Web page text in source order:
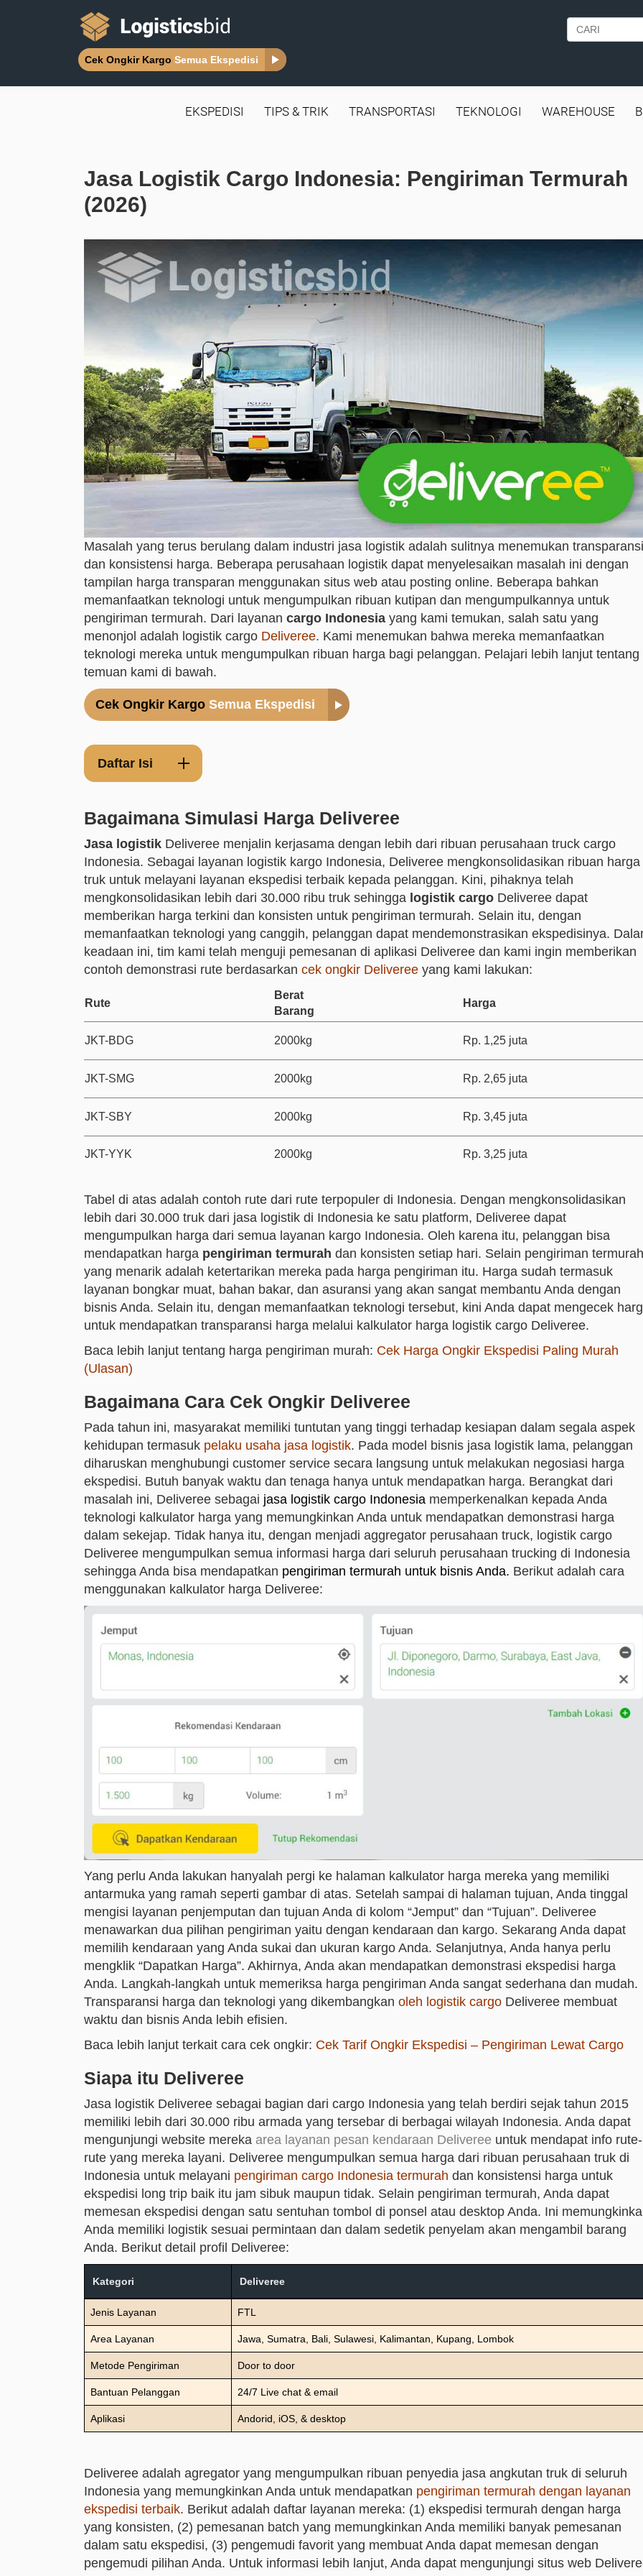
Cek Ongkir Kargo Semua Ekspedisi
EKSPEDISI TIPS & TRIK TRANSPORTASI TEKNOLOGI WAREHOUSE
Jasa Logistik Cargo Indonesia: Pengiriman Termurah
(2026)
Masalah yang terus berulang dalam industri jasa logistik adalah sulitnya menemukan transparansi
dan konsistensi harga. Beberapa perusahaan logistik dapat menyelesaikan masalah ini dengan
tampilan harga transparan menggunakan situs web atau posting online. Beberapa bahkan
memanfaatkan teknologi untuk mengumpulkan ribuan kutipan dan mengumpulkannya untuk
pengiriman termurah. Dari layanan cargo Indonesia yang kami temukan, salah satu yang
menonjol adalah logistik cargo Deliveree. Kami menemukan bahwa mereka memanfaatkan
teknologi mereka untuk mengumpulkan ribuan harga bagi pelanggan. Pelajari lebih lanjut tentang
temuan kami di bawah.
Cek Ongkir Kargo Semua Ekspedisi
Daftar Isi
Bagaimana Simulasi Harga Deliveree
Jasa logistik Deliveree menjalin kerjasama dengan lebih dari ribuan perusahaan truck cargo
Indonesia. Sebagai layanan logistik kargo Indonesia, Deliveree mengkonsolidasikan ribuan harga
truk untuk melayani layanan ekspedisi terbaik kepada pelanggan. Kini, pihaknya telah
mengkonsolidasikan lebih dari 30.000 ribu truk sehingga logistik cargo Deliveree dapat
memberikan harga terkini dan konsisten untuk pengiriman termurah. Selain itu, dengan
memanfaatkan teknologi yang canggih, pelanggan dapat mendemonstrasikan ekspedisinya.
keadaan ini, tim kami telah menguji pemesanan di aplikasi Deliveree dan kami ingin memberikan
contoh demonstrasi rute berdasarkan cek ongkir Deliveree yang kami lakukan:
Rute
Berat
Barang
Harga
JKT-BDG 2000kg Rp. 1,25 juta
JKT-SMG 2000kg Rp. 2,65 juta
JKT-SBY 2000kg Rp. 3,45 juta
JKT-YYK 2000kg Rp. 3,25 juta
Tabel di atas adalah contoh rute dari rute terpopuler di Indonesia. Dengan mengkonsolidasikan
lebih dari 30.000 truk dari jasa logistik di Indonesia ke satu platform, Deliveree dapat
mengumpulkan harga dari semua layanan kargo Indonesia. Oleh karena itu, pelanggan bisa
mendapatkan harga pengiriman termurah dan konsisten setiap hari. Selain pengiriman
yang menarik adalah ketertarikan mereka pada harga pengiriman itu. Harga sudah termasuk
layanan bongkar muat, bahan bakar, dan asuransi yang akan sangat membantu Anda dengan
bisnis Anda. Selain itu, dengan memanfaatkan teknologi tersebut, kini Anda dapat mengecek
untuk mendapatkan transparansi harga melalui kalkulator harga logistik cargo Deliveree.
Baca lebih lanjut tentang harga pengiriman murah: Cek Harga Ongkir Ekspedisi Paling Murah
(Ulasan)
Bagaimana Cara Cek Ongkir Deliveree
Pada tahun ini, masyarakat memiliki tuntutan yang tinggi terhadap kesiapan dalam segala aspek
kehidupan termasuk pelaku usaha jasa logistik. Pada model bisnis jasa logistik lama, pelanggan
diharuskan menghubungi customer service secara langsung untuk melakukan negosiasi harga
ekspedisi. Butuh banyak waktu dan tenaga hanya untuk mendapatkan harga. Berangkat dari
masalah ini, Deliveree sebagai jasa logistik cargo Indonesia memperkenalkan kepada Anda
teknologi kalkulator harga yang memungkinkan Anda untuk mendapatkan demonstrasi harga
dalam sekejap. Tidak hanya itu, dengan menjadi aggregator perusahaan truck, logistik cargo
Deliveree mengumpulkan semua informasi harga dari seluruh perusahaan trucking di Indonesia
sehingga Anda bisa mendapatkan pengiriman termurah untuk bisnis Anda. Berikut adalah cara
menggunakan kalkulator harga Deliveree:
Yang perlu Anda lakukan hanyalah pergi ke halaman kalkulator harga mereka yang memiliki
antarmuka yang ramah seperti gambar di atas. Setelah sampai di halaman tujuan, Anda tinggal
mengisi layanan penjemputan dan tujuan Anda di kolom “Jemput” dan “Tujuan”. Deliveree
menawarkan dua pilihan pengiriman yaitu dengan kendaraan dan kargo. Sekarang Anda dapat
memilih kendaraan yang Anda sukai dan ukuran kargo Anda. Selanjutnya, Anda hanya perlu
mengklik “Dapatkan Harga”. Akhirnya, Anda akan mendapatkan demonstrasi ekspedisi harga
Anda. Langkah-langkah untuk memeriksa harga pengiriman Anda sangat sederhana dan mudah.
Transparansi harga dan teknologi yang dikembangkan oleh logistik cargo Deliveree membuat
waktu dan bisnis Anda lebih efisien.
Baca lebih lanjut terkait cara cek ongkir: Cek Tarif Ongkir Ekspedisi – Pengiriman Lewat Cargo
Siapa itu Deliveree
Jasa logistik Deliveree sebagai bagian dari cargo Indonesia yang telah berdiri sejak tahun 2015
memiliki lebih dari 30.000 ribu armada yang tersebar di berbagai wilayah Indonesia. Anda dapat
mengunjungi website mereka area layanan pesan kendaraan Deliveree untuk mendapat info rute-
rute yang mereka layani. Deliveree mengumpulkan semua harga dari ribuan perusahaan truk di
Indonesia untuk melayani pengiriman cargo Indonesia termurah dan konsistensi harga untuk
ekspedisi long trip baik itu jam sibuk maupun tidak. Selain pengiriman termurah, Anda dapat
memesan ekspedisi dengan satu sentuhan tombol di ponsel atau desktop Anda. Ini
Anda memiliki logistik sesuai permintaan dan dalam sedetik penyelam akan mengambil barang
Anda. Berikut detail profil Deliveree:
Kategori Deliveree
Jenis Layanan FTL
Area Layanan Jawa, Sumatra, Bali, Sulawesi, Kalimantan, Kupang, Lombok
Metode Pengiriman Door to door
Bantuan Pelanggan 24/7 Live chat & email
Aplikasi Andorid, iOS, & desktop
Deliveree adalah agregator yang mengumpulkan ribuan penyedia jasa angkutan truk di seluruh
Indonesia yang memungkinkan Anda untuk mendapatkan pengiriman termurah dengan layanan
ekspedisi terbaik. Berikut adalah daftar layanan mereka: (1) ekspedisi termurah dengan harga
yang konsisten, (2) pemesanan batch yang memungkinkan Anda memiliki banyak pemesanan
dalam satu ekspedisi, (3) pengemudi favorit yang membuat Anda dapat memesan dengan
pengemudi pilihan Anda. Untuk informasi lebih lanjut, Anda dapat mengunjungi situs web